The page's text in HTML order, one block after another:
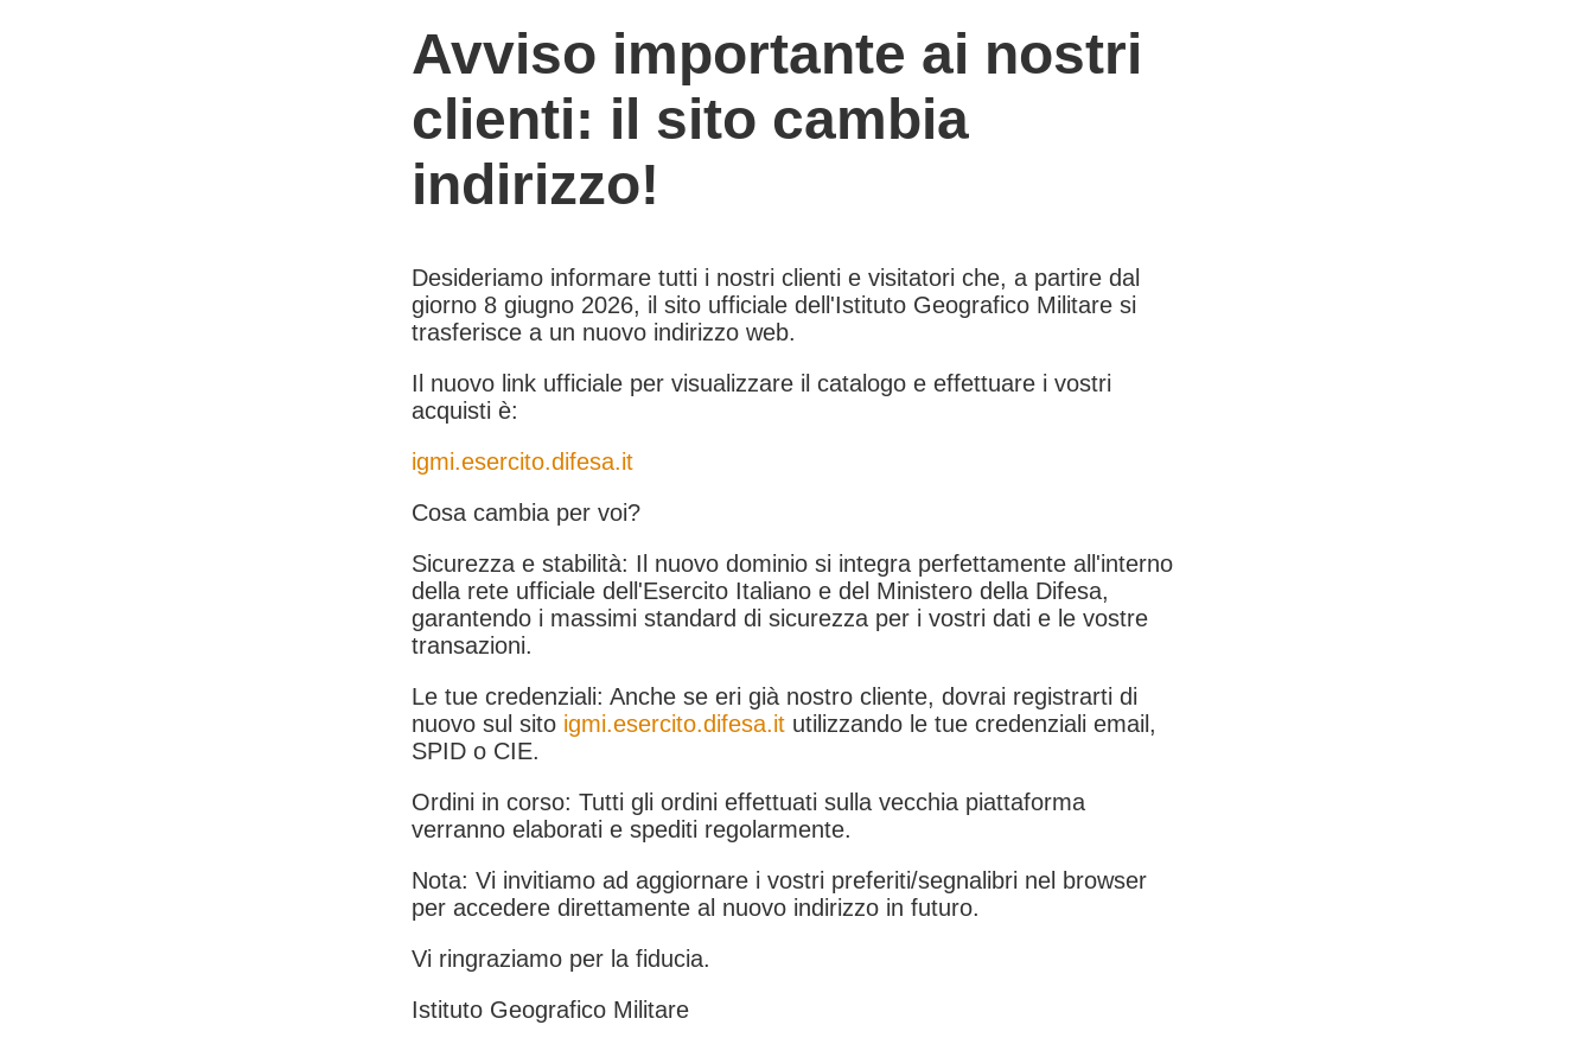
Avviso importante ai nostri
clienti: il sito cambia
indirizzo!
Desideriamo informare tutti i nostri clienti e visitatori che, a partire dal
giorno 8 giugno 2026, il sito ufficiale dell'Istituto Geografico Militare si
trasferisce a un nuovo indirizzo web.
Il nuovo link ufficiale per visualizzare il catalogo e effettuare i vostri
acquisti è:
igmi.esercito.difesa.it
Cosa cambia per voi?
Sicurezza e stabilità: Il nuovo dominio si integra perfettamente all'interno
della rete ufficiale dell'Esercito Italiano e del Ministero della Difesa,
garantendo i massimi standard di sicurezza per i vostri dati e le vostre
transazioni.
Le tue credenziali: Anche se eri già nostro cliente, dovrai registrarti di
nuovo sul sito igmi.esercito.difesa.it utilizzando le tue credenziali email,
SPID o CIE.
Ordini in corso: Tutti gli ordini effettuati sulla vecchia piattaforma
verranno elaborati e spediti regolarmente.
Nota: Vi invitiamo ad aggiornare i vostri preferiti/segnalibri nel browser
per accedere direttamente al nuovo indirizzo in futuro.
Vi ringraziamo per la fiducia.
Istituto Geografico Militare